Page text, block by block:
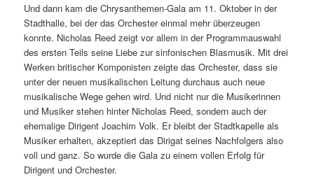
Und dann kam die Chrysanthemen-Gala am 11. Oktober in der
Stadthalle, bei der das Orchester einmal mehr überzeugen
konnte. Nicholas Reed zeigt vor allem in der Programmauswahl
des ersten Teils seine Liebe zur sinfonischen Blasmusik. Mit drei
Werken britischer Komponisten zeigte das Orchester, dass sie
unter der neuen musikalischen Leitung durchaus auch neue
musikalische Wege gehen wird. Und nicht nur die Musikerinnen
und Musiker stehen hinter Nicholas Reed, sondern auch der
ehemalige Dirigent Joachim Volk. Er bleibt der Stadtkapelle als
Musiker erhalten, akzeptiert das Dirigat seines Nachfolgers also
voll und ganz. So wurde die Gala zu einem vollen Erfolg für
Dirigent und Orchester.